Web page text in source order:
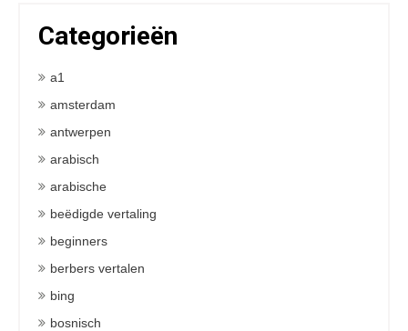
Categorieën
a1
amsterdam
antwerpen
arabisch
arabische
beëdigde vertaling
beginners
berbers vertalen
bing
bosnisch